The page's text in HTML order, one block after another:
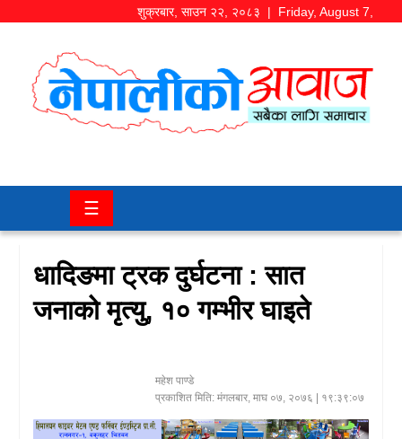
शुक्रबार, साउन २२, २०८३ | Friday, August 7,
समाज/
चितवन
मनोरञ्जन
खेलकुद
☰
धादिङमा ट्रक दुर्घटना : सात
जनाको मृत्यु, १० गम्भीर घाइते
महेश पाण्डे
प्रकाशित मिति: मंगलबार, माघ ०७, २०७६ | १९:३९:०७